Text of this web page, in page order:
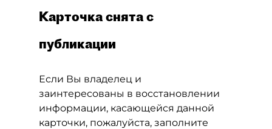
Карточка снята с
публикации
Если Вы владелец и
заинтересованы в восстановлении
информации, касающейся данной
карточки, пожалуйста, заполните